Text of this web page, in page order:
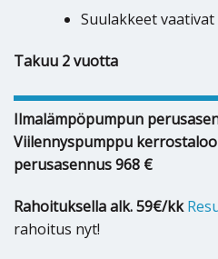
Suulakkeet
Takuu 2 vuotta
Ilmalämpöpumpun
Viilennyspumppu
perusasennus 968 €
Rahoituksella alk. 59€/kk
rahoitus nyt!